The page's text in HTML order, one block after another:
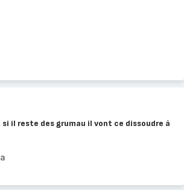
il reste des grumau il vont ce dissoudre à